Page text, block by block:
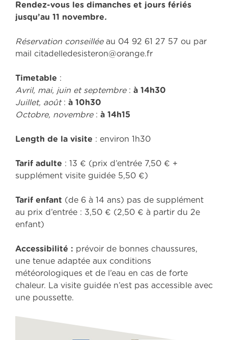
Rendez-vous les dimanches et jours fériés
jusqu’au 11 novembre.
Réservation conseillée au 04 92 61 27 57 ou par
mail citadelledesisteron@orange.fr
Timetable :
Avril, mai, juin et septembre: à 14h30
Juillet, août: à 10h30
Octobre, novembre: à 14h15
Length de la visite : environ 1h30
Tarif adulte : 13 € (prix d’entrée 7,50 € +
supplément visite guidée 5,50 €)
Tarif enfant (de 6 à 14 ans) pas de supplément
au prix d’entrée : 3,50 € (2,50 € à partir du 2e
enfant)
Accessibilité : prévoir de bonnes chaussures,
une tenue adaptée aux conditions
météorologiques et de l’eau en cas de forte
chaleur. La visite guidée n’est pas accessible avec
une poussette.